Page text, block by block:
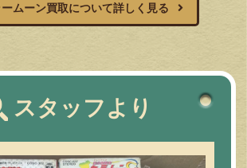
ムーン買取について詳しく見る
スタッフより